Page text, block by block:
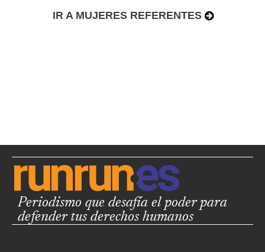
IR A MUJERES REFERENTES
Periodismo que desafía el poder para
defender tus derechos humanos